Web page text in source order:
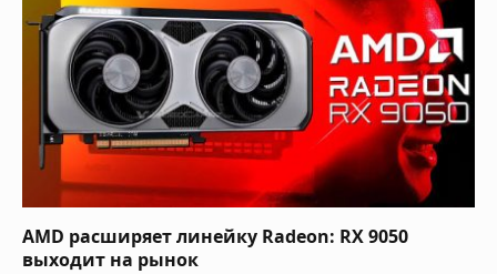
AMD расширяет линейку Radeon: RX 9050
выходит на рынок